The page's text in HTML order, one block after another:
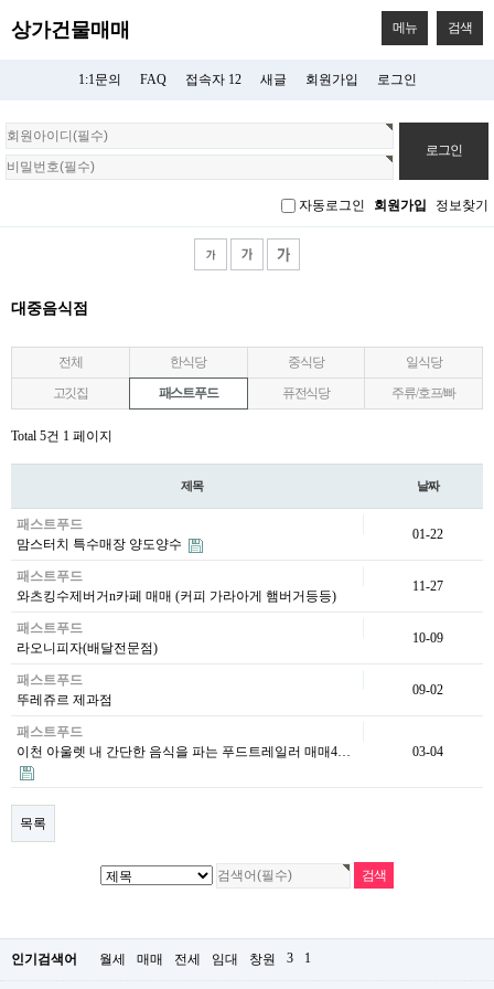
상가건물매매 메뉴 검색
1:1문의 FAQ 접속자 12 새글 회원가입 로그인
회
원
로
자동로그인 회원가입 정보찾기
대중음식점
전체 한식당 중식당
일식당
고깃집
패스트푸드 퓨전식당 주류/호프/빠
Total 5건 1 페이지
제목 날짜
패스트푸드
맘스터치 특수매장 양도양수
01-22
패스트푸드
와츠킹수제버거n카페 매매 (커피 가라아게 햄버거등등)
11-27
패스트푸드
라오니피자(배달전문점)
10-09
패스트푸드
뚜레쥬르 제과점
09-02
패스트푸드
이천 아울렛 내 간단한 음식을 파는 푸드트레일러 매매4…
03-04
목록
인기검색어 월세 매매 전세 임대 창원 3 1